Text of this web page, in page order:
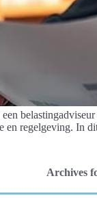
regelgeving. In
Archives